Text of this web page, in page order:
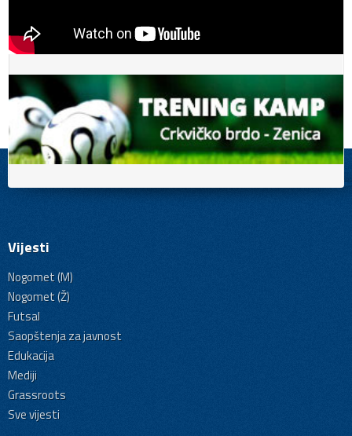
Vijesti
Nogomet (M)
Nogomet (Ž)
Futsal
Saopštenja za javnost
Edukacija
Mediji
Grassroots
Sve vijesti